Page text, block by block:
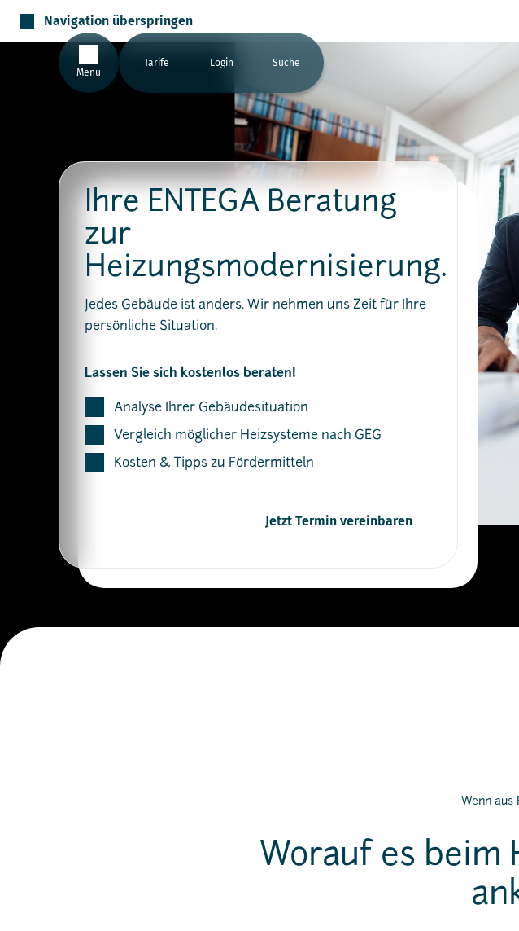
Navigation überspringen
Menü
Tarife Login Suche
Ihre ENTEGA Beratung
zur
Heizungsmodernisierung.
Jedes Gebäude ist anders. Wir nehmen uns Zeit für Ihre
persönliche Situation.
Lassen Sie sich kostenlos beraten!
Analyse Ihrer Gebäudesituation
Vergleich möglicher Heizsysteme nach GEG
Kosten & Tipps zu Fördermitteln
Jetzt Termin vereinbaren
Wenn
Worauf es beim